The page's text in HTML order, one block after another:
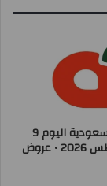
عروض بنده السعودية اليوم 9
حتى 11 اغسطس 2026 • عروض